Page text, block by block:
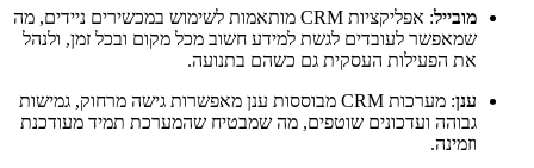
מובייל
: אפליקציות CRM מותאמות לשימוש במכשירים ניידים, מה
שמאפשר לעובדים לגשת למידע חשוב מכל מקום ובכל זמן, ולנהל
את הפעילות העסקית גם כשהם בתנועה.
ענן
: מערכות CRM מבוססות ענן מאפשרות גישה מרחוק, גמישות
גבוהה ועדכונים שוטפים, מה שמבטיח שהמערכת תמיד מעודכנת
וזמינה.